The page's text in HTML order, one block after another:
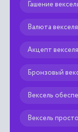
Гашение
Валюта векселя
Акцепт векселя
Бронзовый
Вексель
Вексель